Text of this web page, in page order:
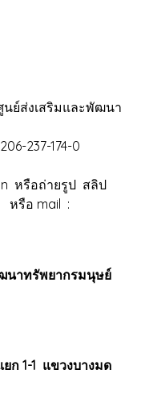
ย์ส่งเสริมและพัฒนา
237-174-0
หรือถ่ายรูป สลิป
หรือ mail :
นาทรัพยากรมนุษย์
ก 1-1 แขวงบางมด